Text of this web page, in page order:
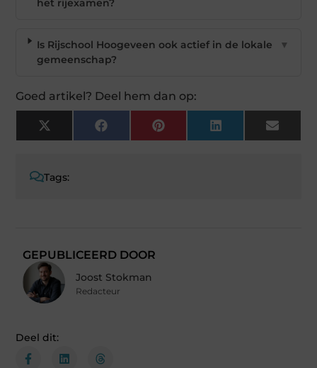
het rijexamen?
Is Rijschool Hoogeveen ook actief in de lokale
gemeenschap?
▼
Goed artikel? Deel hem dan op:
X
(Twitter)
Facebook Pinterest LinkedIn Email
Tags:
GEPUBLICEERD DOOR
Joost Stokman
Redacteur
Deel dit: